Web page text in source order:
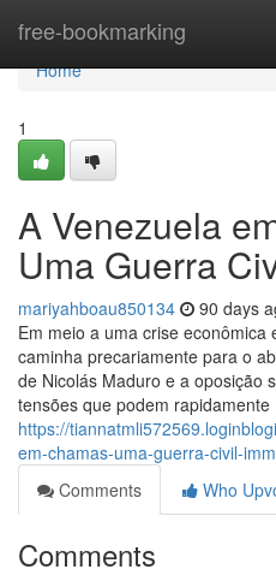
free-bookmarking
Home
Home
1
A Venezuela
Uma Guerra
mariyahboau850134 90 days
Em meio a uma crise
caminha precariamente para o
de Nicolás Maduro e a oposição
tensões que podem rapidamente
https://
em-chamas-uma-guerra-civil-
Comments
Who
Comments